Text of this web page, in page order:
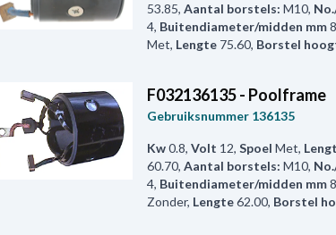
53.85, Aantal borstels: M10,
4, Buitendiameter/midden mm
Met, Lengte 75.60, Borstel
F032136135 - Poolframe
Gebruiksnummer 136135
Kw0.8, Volt 12, Spoel Met,
60.70, Aantal borstels: M10,
4, Buitendiameter/midden mm
Zonder, Lengte62.00, Borstel